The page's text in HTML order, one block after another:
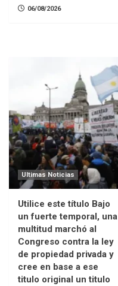
06/08/2026
Ultimas Noticias
Utilice este título Bajo
un fuerte temporal, una
multitud marchó al
Congreso contra la ley
de propiedad privada y
cree en base a ese
titulo original un titulo